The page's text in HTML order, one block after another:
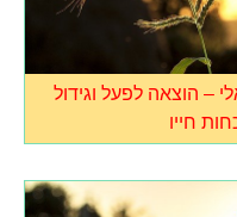
– הוצאה לפעל וגידול
חייו